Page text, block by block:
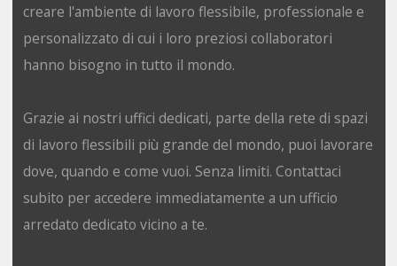
creare l'ambiente di lavoro flessibile, professionale e
personalizzato di cui i loro preziosi collaboratori
hanno bisogno in tutto il mondo.
Grazie ai nostri uffici dedicati, parte della rete di spazi
di lavoro flessibili più grande del mondo, puoi lavorare
dove, quando e come vuoi. Senza limiti. Contattaci
subito per accedere immediatamente a un ufficio
arredato dedicato vicino a te.